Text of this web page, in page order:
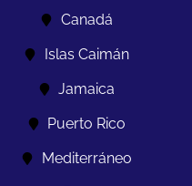
Canadá
Islas Caimán
Jamaica
Puerto Rico
Mediterráneo